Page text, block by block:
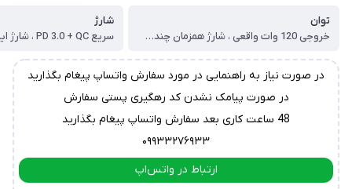
توان
خروجی 120 وات واقعی ، شارژ همزمان چند دستگاه بدون افت سرعت
شارژ
در صورت نیاز به راهنمایی در مورد سفارش واتساپ پیغام بگذارید
در صورت پیامک نشدن کد رهگیری پستی سفارش
48 ساعت کاری بعد سفارش واتساپ پیغام بگذارید
۰۹۹۳۳۲۷۶۹۳۳
ارتباط در واتس‌اپ